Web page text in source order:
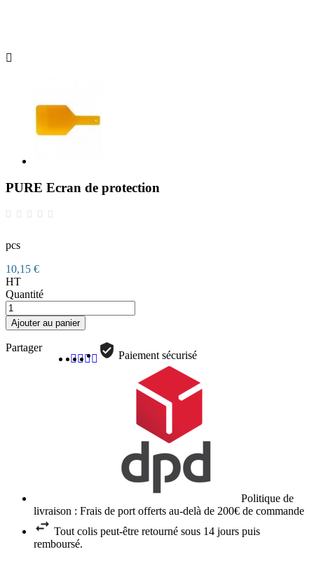

PURE Ecran de protection
pcs
10,15 €
HT
Quantité
Ajouter au panier
Partager
Paiement sécurisé
Politique de
livraison : Frais de port offerts au-delà de 200€ de commande
Tout colis peut-être retourné sous 14 jours puis
remboursé.